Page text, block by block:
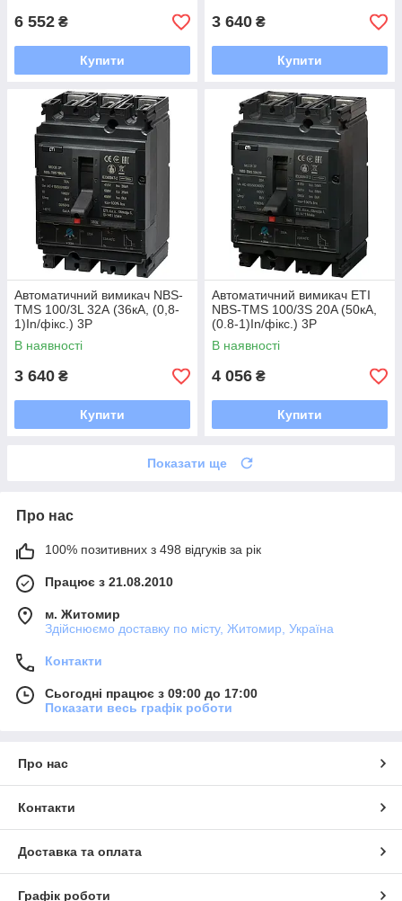
6 552 ₴
Купити
3 640 ₴
Купити
Автоматичний вимикач NBS-
TMS 100/3L 32А (36кА, (0,8-
1)In/фікс.) 3P
В наявності
3 640 ₴
Купити
Автоматичний вимикач ETI
NBS-TMS 100/3S 20A (50кА,
(0.8-1)In/фікс.) 3P
В наявності
4 056 ₴
Купити
Показати ще
Про нас
100% позитивних з 498 відгуків за рік
Працює з 21.08.2010
м. Житомир
Здійснюємо доставку по місту, Житомир, Україна
Контакти
Сьогодні працює з 09:00 до 17:00
Показати весь графік роботи
Про нас
Контакти
Доставка та оплата
Графік роботи